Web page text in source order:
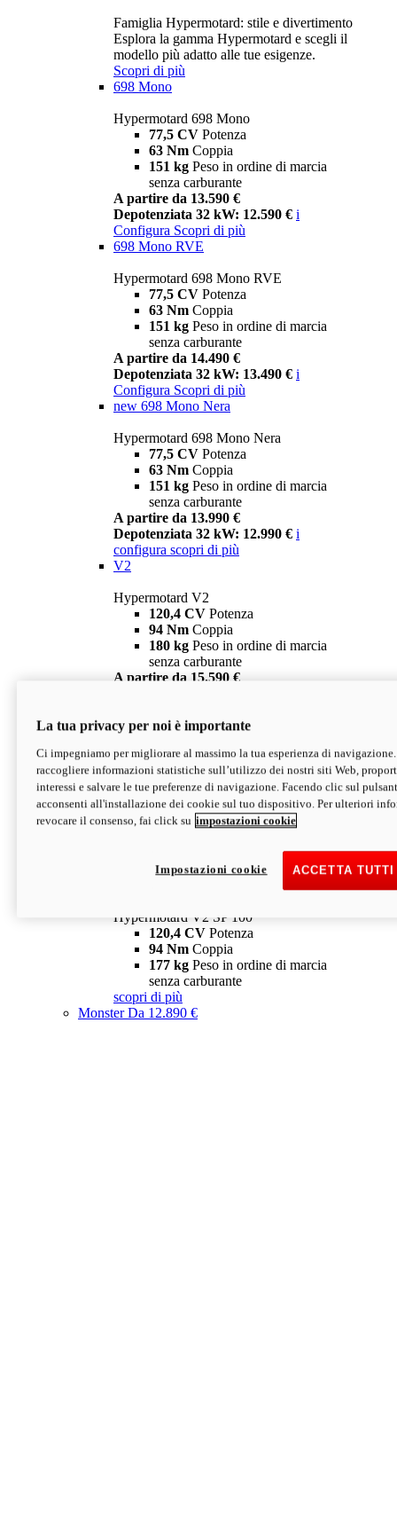
Famiglia Hypermotard: stile e divertimento
Esplora la gamma Hypermotard e scegli il
modello più adatto alle tue esigenze.
Scopri di più
698 Mono
Hypermotard 698 Mono
77,5 CV Potenza
63 Nm Coppia
151 kg Peso in ordine di marcia
senza carburante
A partire da 13.590 €
Depotenziata 32 kW: 12.590 € i
Configura Scopri di più
698 Mono RVE
Hypermotard 698 Mono RVE
77,5 CV Potenza
63 Nm Coppia
151 kg Peso in ordine di marcia
senza carburante
A partire da 14.490 €
Depotenziata 32 kW: 13.490 € i
Configura Scopri di più
new 698 Mono Nera
Hypermotard 698 Mono Nera
77,5 CV Potenza
63 Nm Coppia
151 kg Peso in ordine di marcia
senza carburante
A partire da 13.990 €
Depotenziata 32 kW: 12.990 € i
configura scopri di più
V2
Hypermotard V2
120,4 CV Potenza
94 Nm Coppia
180 kg Peso in ordine di marcia
senza carburante
A partire da 15.590 €
V2 SP
Hypermotard V2 SP
120,4 CVPotenza
94 NmCoppia
177 kgPeso in ordine di marcia
senza carburante
Depotenziata 35 kW: 18.890 € i
configura scopri di più
Hypermotard V2 SP 100
120,4 CV Potenza
94 Nm Coppia
177 kg Peso in ordine di marcia
senza carburante
scopri di più
MonsterDa 12.890 €
La tua privacy per noi è importante
Ci impegniamo per migliorare al massimo la tua esperienza di
raccogliere informazioni statistiche sull’utilizzo dei nostri siti Web,
interessi e salvare le tue preferenze di navigazione. Facendo clic sul
acconsenti all'installazione dei cookie sul tuo dispositivo. Per ulteriori
revocare il consenso, fai click su impostazioni cookie
ACCETTA
Impostazioni cookie